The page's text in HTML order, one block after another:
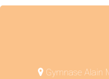
Gymnase Alain